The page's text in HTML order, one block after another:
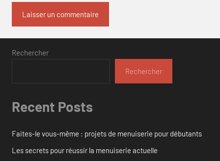
Rechercher
Rechercher
Recent Posts
Faites-le vous-même : projets de menuiserie pour débutants
Les secrets pour réussir la menuiserie actuelle